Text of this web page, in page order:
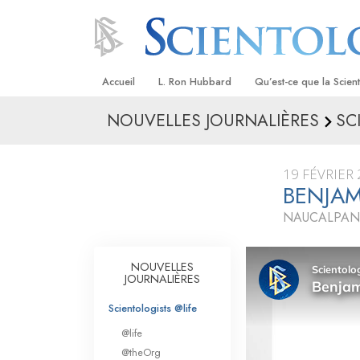
Accueil L. Ron Hubbard Qu’est-ce que la
Croyances et pratiques
Les scientologues et
Rencontrez un
À l’intérieur d’une
Les principes de
Scientologie
NOUVELLES JOURNALIÈRES
19
NOUVELLES
JOURNALIÈRES
Scientologists @life
@life
@theOrg